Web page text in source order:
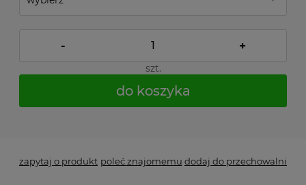
- +
szt.
do koszyka
zapytaj o produkt poleć znajomemu dodaj do przechowalni